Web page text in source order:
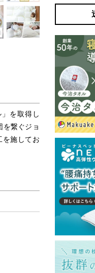
を取得し
を繋ぐジョ
を施してお